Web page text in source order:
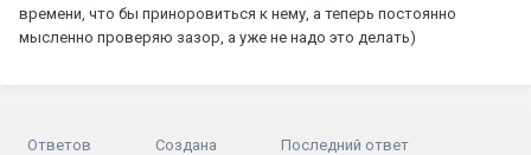
времени, что бы приноровиться к нему, а теперь постоянно
мысленно проверяю зазор, а уже не надо это делать)
Ответов Создана Последний ответ